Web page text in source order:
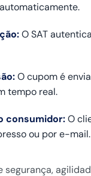
O SAT
O cupom é
tempo real.
consumidor:O
ou por e-mail.
segurança,